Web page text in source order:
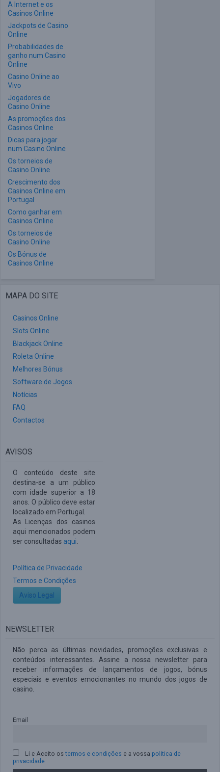
A Internet e os
Casinos Online
Jackpots de Casino
Online
Probabilidades de
ganho num Casino
Online
Casino Online ao
Vivo
Jogadores de
Casino Online
As promoções dos
Casinos Online
Dicas para jogar
num Casino Online
Os torneios de
Casino Online
Crescimento dos
Casinos Online em
Portugal
Como ganhar em
Casinos Online
Os torneios de
Casino Online
Os Bónus de
Casinos Online
MAPA DO SITE
Casinos Online
Slots Online
Blackjack Online
Roleta Online
Melhores Bónus
Software de Jogos
Notícias
FAQ
Contactos
AVISOS
O conteúdo deste site
destina-se a um público
com idade superior a 18
anos. O público deve estar
localizado em Portugal.
As Licenças dos casinos
aqui mencionados podem
ser consultadas aqui
Política de Privacidade
Termos e Condições
Aviso Legal
NEWSLETTER
Não perca as últimas novidades, promoções exclusivas e
conteúdos interessantes. Assine a nossa newsletter para
receber informações de lançamentos de jogos, bónus
especiais e eventos emocionantes no mundo dos jogos de
casino.
Email
Li e Aceito ostermos e condições e a vossa politica de
privacidade